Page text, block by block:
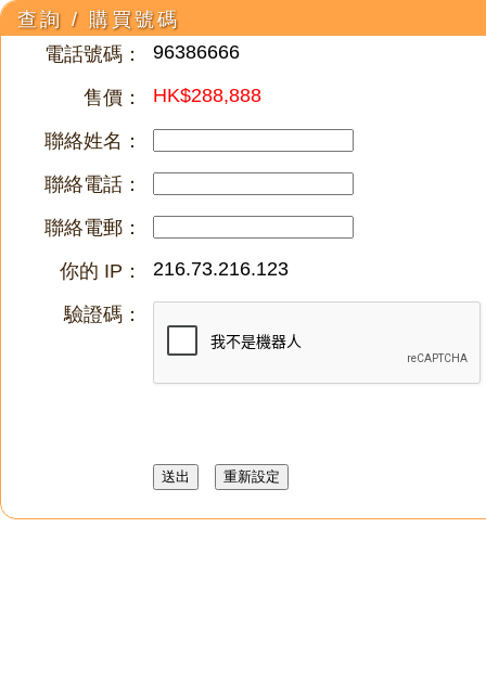
查詢 / 購買號碼
電話號碼：
96386666
售價： HK$288,888
聯絡姓名：
聯絡電話：
聯絡電郵：
你的 IP：
216.73.216.123
驗證碼：